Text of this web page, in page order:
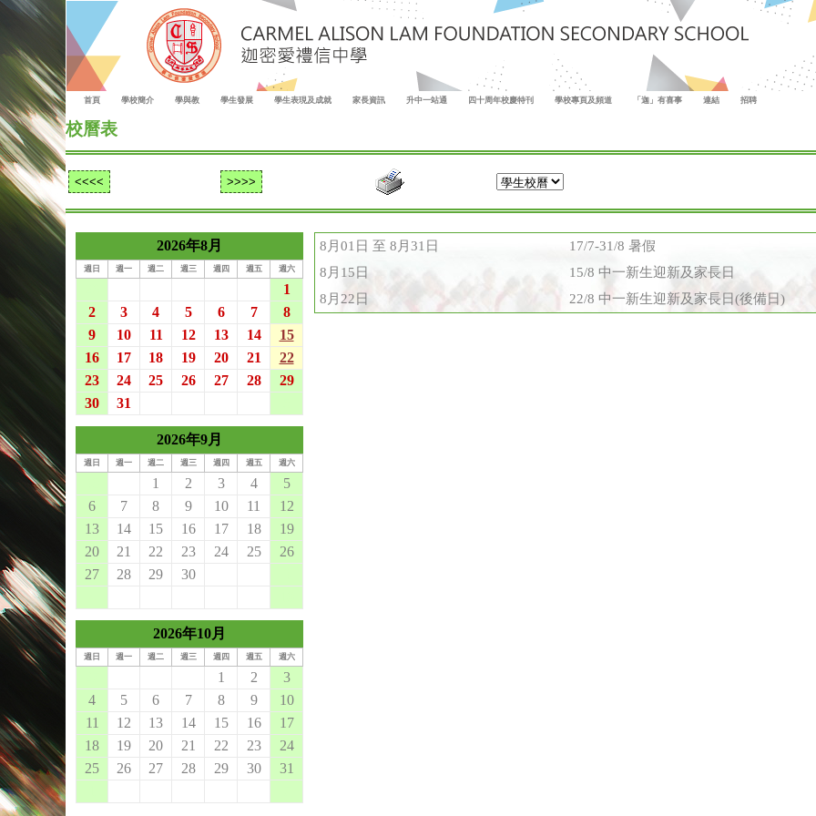
首頁 學校簡介 學與教 學生發展 學生表現及成就 家長資訊 升中一站通 四十周年校慶特刊 學校專頁及頻道 「迦」有喜事 連結 招聘
校曆表
2026年8月
週日 週一 週二 週三 週四 週五 週六
1
2
3 4 5 6 7
8
9
10 11 12 13 14
15
16
17 18 19 20 21
22
23
24 25 26 27 28
29
30
31
8月01日 至 8月31日
17/7-31/8 暑假
8月15日
15/8 中一新生迎新及家長日
8月22日
22/8 中一新生迎新及家長日(後備日)
2026年9月
週日 週一 週二 週三 週四 週五 週六
1 2 3 4
5
6
7 8 9 10 11
12
13
14 15 16 17 18
19
20
21 22 23 24 25
26
27
28 29 30
2026年10月
週日 週一 週二 週三 週四 週五 週六
1 2
3
4
5 6 7 8 9
10
11
12 13 14 15 16
17
18
19 20 21 22 23
24
25
26 27 28 29 30
31